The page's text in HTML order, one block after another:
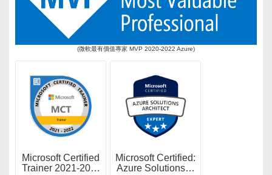
(微軟最有價值專家 MVP 2020-2022 Azure)